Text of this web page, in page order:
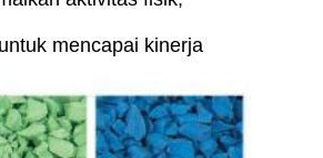
mencapai kinerja